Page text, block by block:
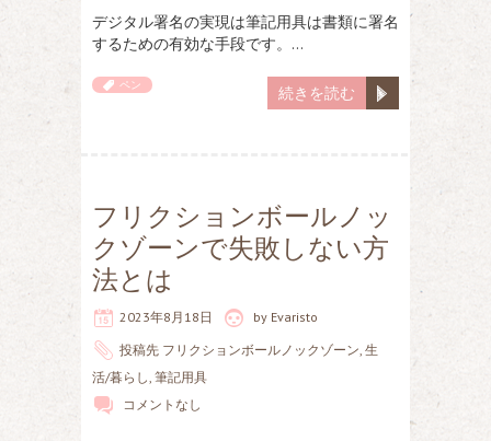
デジタル署名の実現は筆記用具は書類に署名
するための有効な手段です。…
続きを読む
ペン
フリクションボールノッ
クゾーンで失敗しない方
法とは
2023年8月18日 by Evaristo
投稿先 フリクションボールノックゾーン 生
活/暮らし 筆記用具
コメントなし